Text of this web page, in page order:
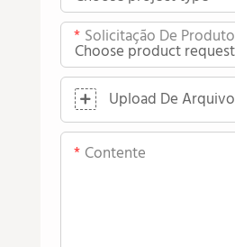
Solicitação De Produto
Upload De Arquivo
Contente